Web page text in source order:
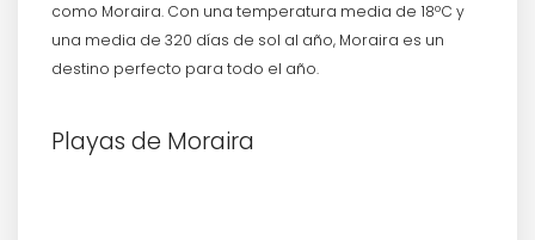
como Moraira. Con una temperatura media de 18ºC y
una media de 320 días de sol al año, Moraira es un
destino perfecto para todo el año.
Playas de Moraira